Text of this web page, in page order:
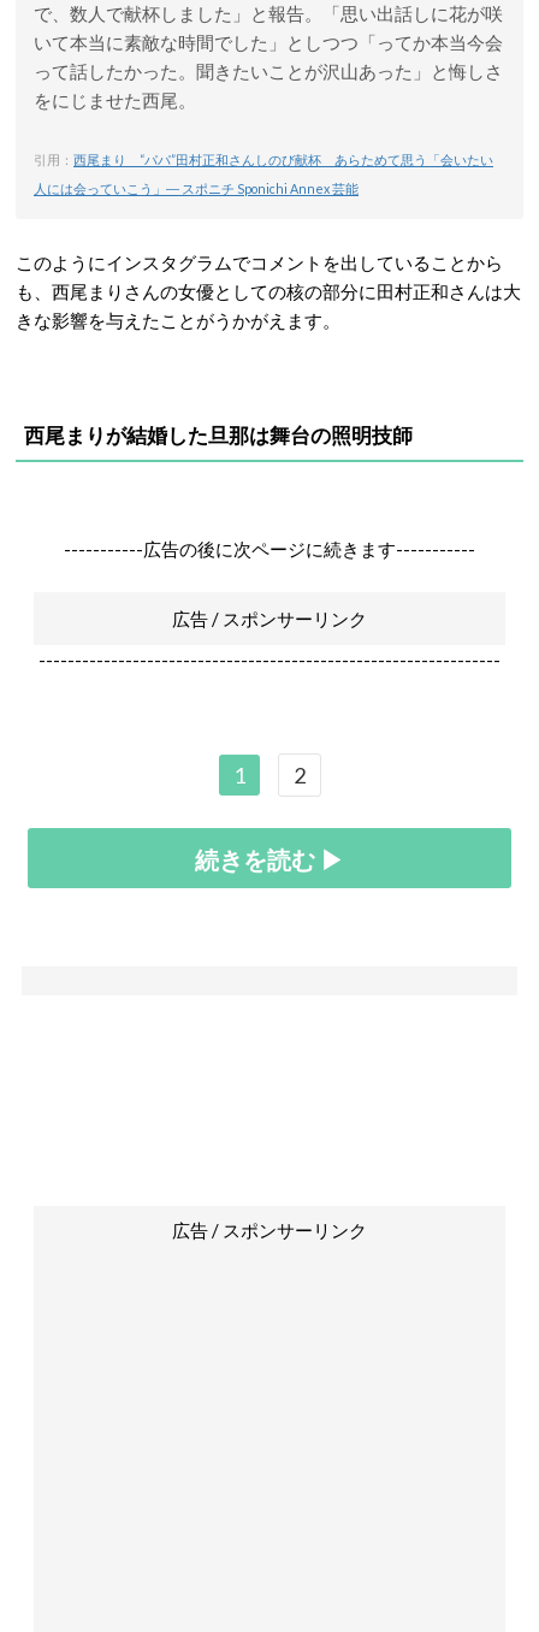
で、数人で献杯しました」と報告。「思い出話しに花が咲
いて本当に素敵な時間でした」としつつ「ってか本当今会
って話したかった。聞きたいことが沢山あった」と悔しさ
をにじませた西尾。
引用： 西尾まり “パパ”田村正和さんしのび献杯 あらためて思う「会いたい
人には会っていこう」― スポニチ Sponichi Annex 芸能
このようにインスタグラムでコメントを出していることから
も、西尾まりさんの女優としての核の部分に田村正和さんは大
きな影響を与えたことがうかがえます。
西尾まりが結婚した旦那は舞台の照明技師
-----------広告の後に次ページに続きます-----------
広告 / スポンサーリンク
----------------------------------------------------------------
1 2
続きを読む ▶
広告 / スポンサーリンク